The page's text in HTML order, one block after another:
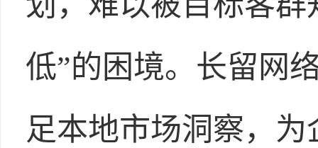
低”的困境。长留网
足本地市场洞察，